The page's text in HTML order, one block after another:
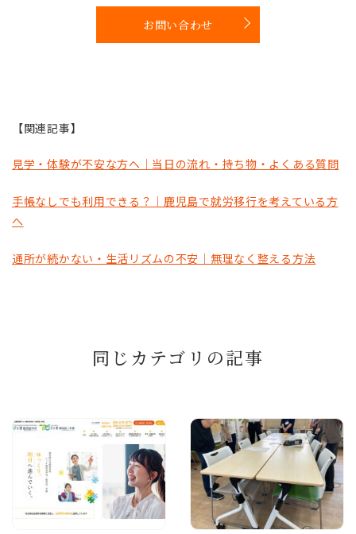
お問い合わせ
【関連記事】
見学・体験が不安な方へ｜当日の流れ・持ち物・よくある質問
手帳なしでも利用できる？｜鹿児島で就労移行を考えている方
へ
通所が続かない・生活リズムの不安｜無理なく整える方法
同じカテゴリの記事